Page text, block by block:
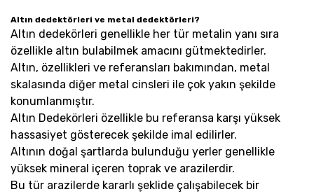
Altın dedektörleri ve metal dedektörleri?
Altın dedekörleri genellikle her tür metalin yanı sıra
özellikle altın bulabilmek amacını gütmektedirler.
Altın, özellikleri ve referansları bakımından, metal
skalasında diğer metal cinsleri ile çok yakın şekilde
konumlanmıştır.
Altın Dedekörleri özellikle bu referansa karşı yüksek
hassasiyet gösterecek şekilde imal edilirler.
Altının doğal şartlarda bulunduğu yerler genellikle
yüksek mineral içeren toprak ve arazilerdir.
Bu tür arazilerde kararlı şeklide çalışabilecek bir